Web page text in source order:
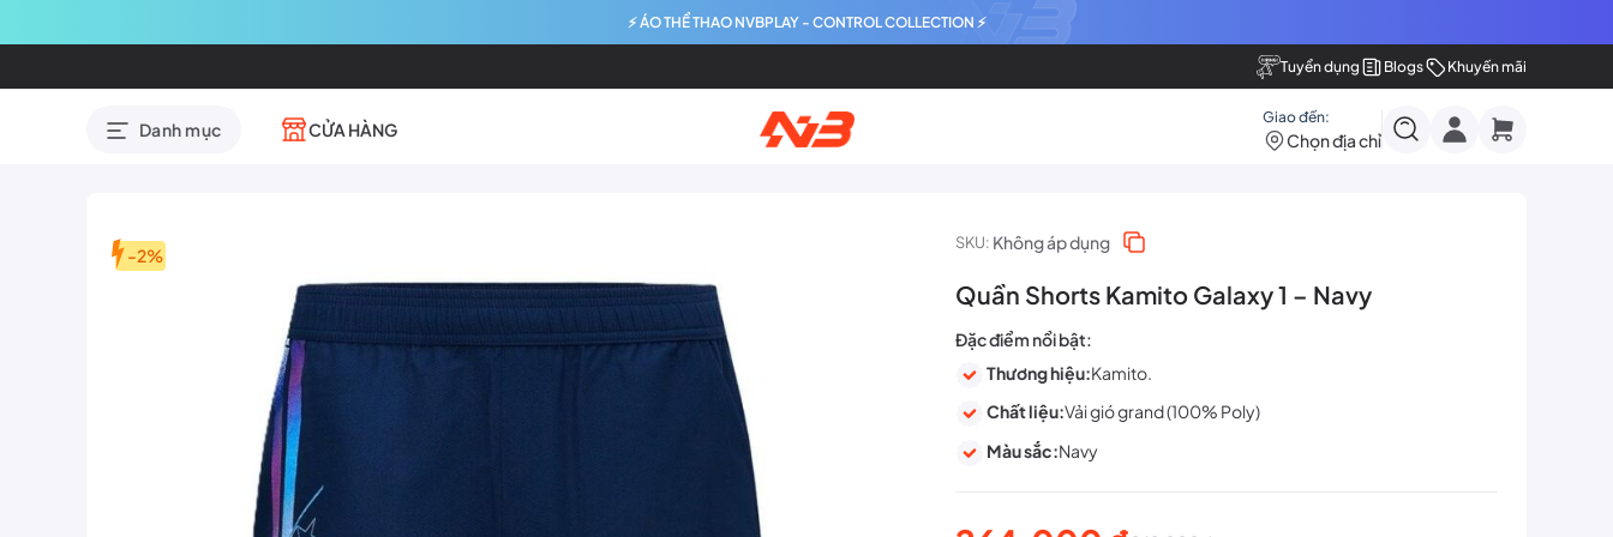
Tuyển dụng Blogs Khuyến mãi
Danh mục CỬA HÀNG
Giao đến:
Chọn địa chỉ
⚡ ÁO THỂ THAO NVBPLAY - CONTROL COLLECTION ⚡
-2%
SKU: Không áp dụng
Quần Shorts Kamito Galaxy 1 – Navy
Đặc điểm nổi bật:
Thương hiệu:Kamito.
Chất liệu:Vải gió grand (100% Poly)
Màu sắc:Navy